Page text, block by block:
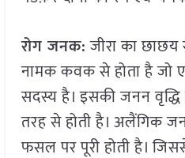
रोग जनक:जीरा का छाछय
नामक कवक से होता है जो
सदस्य है। इसकी जनन
तरह से होती है। अलैंगिक
फसल पर पूरी होती है।